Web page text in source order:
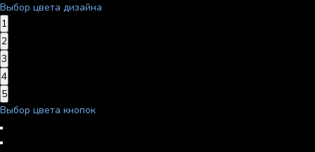
Выбор цвета дизайна
1
2
3
4
5
Выбор цвета кнопок